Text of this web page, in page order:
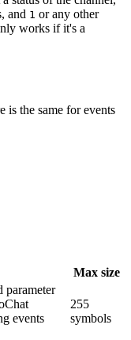
and 1 or any other
works if it's a
is the same for events
Max size
parameter
events
255
symbols